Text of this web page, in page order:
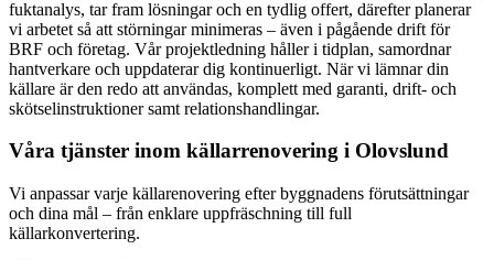
fuktanalys, tar fram lösningar och en tydlig offert, därefter planerar
vi arbetet så att störningar minimeras – även i pågående drift för
BRF och företag. Vår projektledning håller i tidplan, samordnar
hantverkare och uppdaterar dig kontinuerligt. När vi lämnar din
källare är den redo att användas, komplett med garanti, drift- och
skötselinstruktioner samt relationshandlingar.
Våra tjänster inom källarrenovering i Olovslund
Vi anpassar varje källarenovering efter byggnadens förutsättningar
och dina mål – från enklare uppfräschning till full
källarkonvertering.